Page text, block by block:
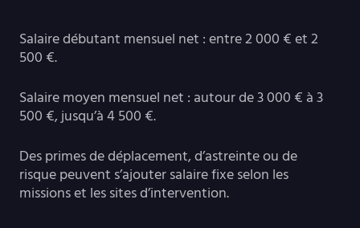
Salaire débutant mensuel net : entre 2 000 € et 2
500 €.
Salaire moyen mensuel net : autour de 3 000 € à 3
500 €, jusqu’à 4 500 €.
Des primes de déplacement, d’astreinte ou de
risque peuvent s’ajouter salaire fixe selon les
missions et les sites d’intervention.